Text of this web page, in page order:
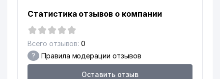
Статистика отзывов о компании
Всего отзывов: 0
? Правила модерации отзывов
Оставить отзыв